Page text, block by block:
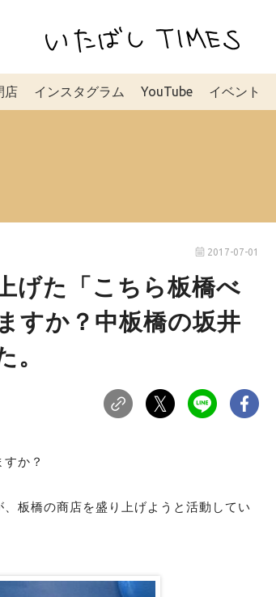
店 インスタグラム YouTube イベント
2017-07-01
げた「こちら板橋べ
すか？中板橋の坂井
。
か？
板橋の商店を盛り上げようと活動してい